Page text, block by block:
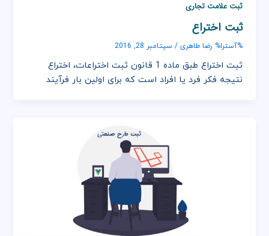
ثبت علامت تجاری
ثبت اختراع
%آسترا% رضا طاهری/ سپتامبر 28, 2016
ثبت اختراع طبق ماده 1 قانون ثبت اختراعات، اختراع
نتیجه فکر فرد یا افراد است که برای اولین بار فرآیند